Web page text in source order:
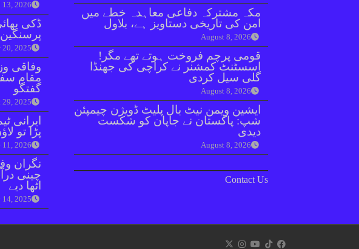
2026
ڈکی
پرسنگین
20, 2025
وفاقی
مقام
گفتگو
29, 2025
ایرانی
پڑا تو
11, 2026
نگران
چینی
اٹھا دیے
14, 2025
مکہ مشترکہ دفاعی معاہدہ خطے میں
امن کی تاریخی دستاویز ہے، بلاول
August 8, 2026
قومی پرچم فروخت ہوتے تھے مگر!
اسسٹنٹ کمشنر نے کراچی کی جھنڈا
گلی سیل کردی
August 8, 2026
ایشین ویمن نیٹ بال پلیٹ ڈویژن چیمپئن
شپ: پاکستان نے جاپان کو شکست
دیدی
August 8, 2026
Contact Us